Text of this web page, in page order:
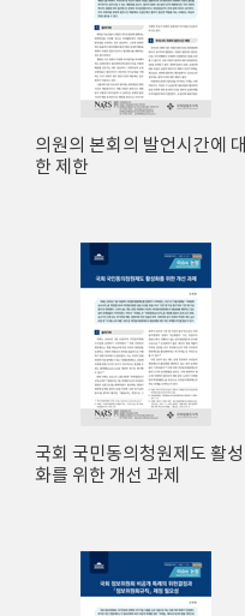
의원의 본회의 발언시간에 대
한 제한
국회 국민동의청원제도 활성
화를 위한 개선 과제